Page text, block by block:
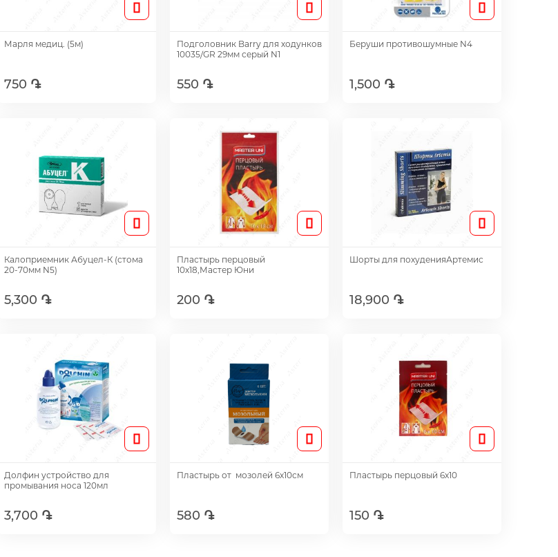
Марля медиц. (5м)
750 ֏
Подголовник Barry для ходунков
10035/GR 29мм серый N1
550 ֏
Беруши противошумные N4
1,500 ֏
Калоприемник Абуцел-К (стома
20-70мм N5)
5,300 ֏
Пластырь перцовый
10х18,Мастер Юни
200 ֏
Шорты для похуденияАртемис
18,900 ֏
Долфин устройство для
промывания носа 120мл
3,700 ֏
Пластырь от мозолей 6х10см
580 ֏
Пластырь перцовый 6х10
150 ֏